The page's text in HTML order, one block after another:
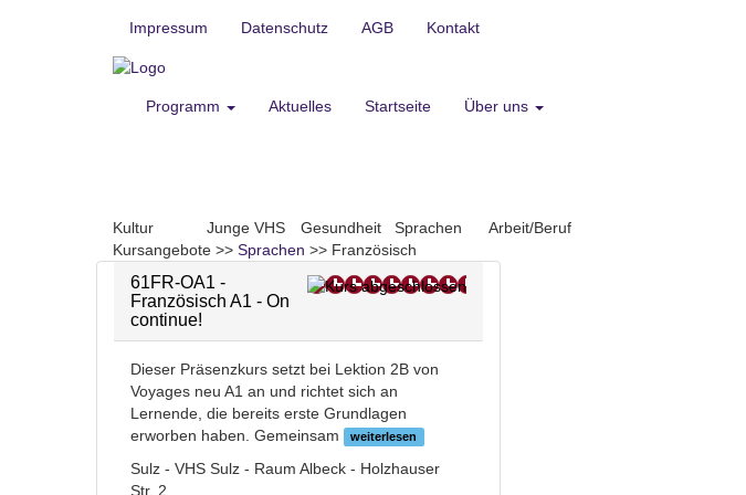
Impressum Datenschutz AGB Kontakt
Programm Aktuelles Startseite Über uns
Kultur Junge VHS Gesundheit Sprachen
Arbeit/Beruf
Kursangebote >> Sprachen >> Französisch
61FR-OA1 -
Französisch A1 - On
continue!
Dieser Präsenzkurs setzt bei Lektion 2B von
Voyages neu A1 an und richtet sich an
Lernende, die bereits erste Grundlagen
erworben haben. Gemeinsam
weiterlesen
Sulz - VHS Sulz - Raum Albeck - Holzhauser
Str. 2